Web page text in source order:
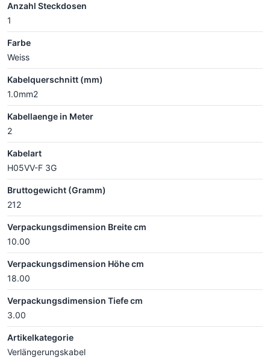
Anzahl Steckdosen
1
Farbe
Weiss
Kabelquerschnitt (mm)
1.0mm2
Kabellaenge in Meter
2
Kabelart
H05VV-F 3G
Bruttogewicht (Gramm)
212
Verpackungsdimension Breite cm
10.00
Verpackungsdimension Höhe cm
18.00
Verpackungsdimension Tiefe cm
3.00
Artikelkategorie
Verlängerungskabel